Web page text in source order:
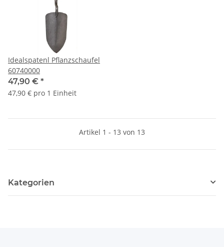
Idealspatenl Pflanzschaufel
60740000
47,90 € *
47,90 € pro 1 Einheit
Artikel 1 - 13 von 13
Kategorien